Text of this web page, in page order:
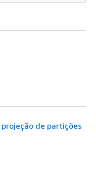
de partições